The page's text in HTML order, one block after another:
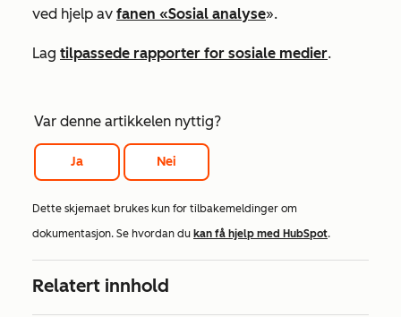
ved hjelp av fanen «Sosial analyse».
Lag tilpassede rapporter for sosiale medier.
Var denne artikkelen nyttig?
Ja Nei
Dette skjemaet brukes kun for tilbakemeldinger om
dokumentasjon. Se hvordan du kan få hjelp med HubSpot.
Relatert innhold